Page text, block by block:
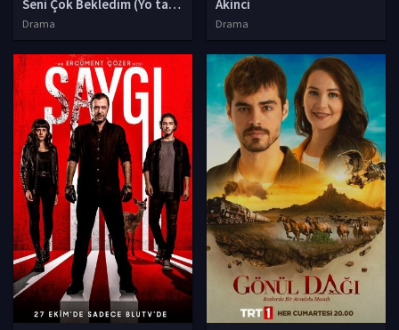
Seni Çok Bekledim (Yo también te esperé)
Drama
Akinci
Drama